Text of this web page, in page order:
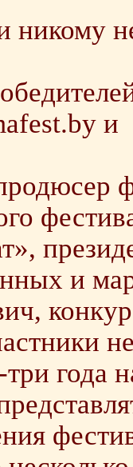
никому
и
и
года